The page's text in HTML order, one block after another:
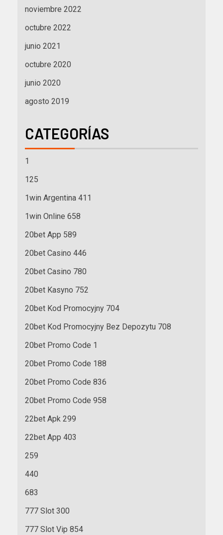
noviembre 2022
octubre 2022
junio 2021
octubre 2020
junio 2020
agosto 2019
CATEGORÍAS
1
125
1win Argentina 411
1win Online 658
20bet App 589
20bet Casino 446
20bet Casino 780
20bet Kasyno 752
20bet Kod Promocyjny 704
20bet Kod Promocyjny Bez Depozytu 708
20bet Promo Code 1
20bet Promo Code 188
20bet Promo Code 836
20bet Promo Code 958
22bet Apk 299
22bet App 403
259
440
683
777 Slot 300
777 Slot Vip 854